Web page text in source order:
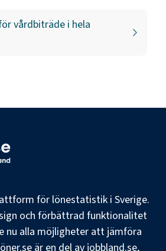
vårdbiträde i hela
för lönestatistik i Sverige.
och förbättrad funktionalitet
nu alla möjligheter att jämföra
är en del av jobbland.se,